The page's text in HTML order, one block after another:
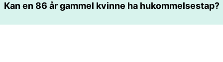
Helsebransjen Psykisk Helse Folkehelse Og
Sikkerhet Kirurgi Og Prosedyrer Helse
Kan en 86 år gammel kvinne ha hukommelsestap?